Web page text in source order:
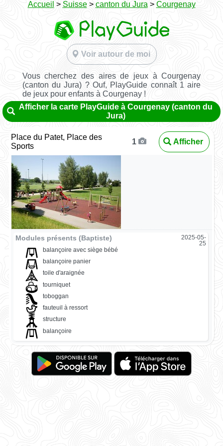
Accueil > Suisse> canton du Jura > Courgenay
Voir autour de moi
Vous cherchez des aires de jeux à Courgenay
(canton du Jura) ? Ouf, PlayGuide connaît 1 aire
de jeux pour enfants à Courgenay !
Afficher la carte PlayGuide à Courgenay (canton du
Jura)
Place du Patet, Place des
Sports
1 Afficher
Modules présents (Baptiste)
2025-05-
25
balançoire avec siège bébé
balançoire panier
toile d'araignée
tourniquet
toboggan
fauteuil à ressort
structure
balançoire